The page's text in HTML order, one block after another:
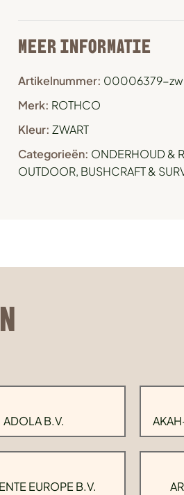
MEER INFORMATIE
Artikelnummer: 00006379-
Merk: ROTHCO
Kleur: ZWART
Categorieën: ONDERHOUD &
OUTDOOR, BUSHCRAFT &
ADOLA B.V.
EUROPE B.V.